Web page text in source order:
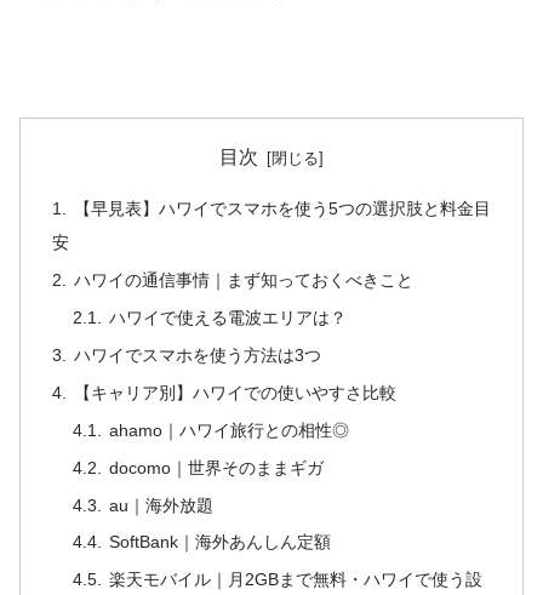
目次
【早見表】ハワイでスマホを使う5つの選択肢と料金目
安
ハワイの通信事情｜まず知っておくべきこと
ハワイで使える電波エリアは？
ハワイでスマホを使う方法は3つ
【キャリア別】ハワイでの使いやすさ比較
ahamo｜ハワイ旅行との相性◎
docomo｜世界そのままギガ
au｜海外放題
SoftBank｜海外あんしん定額
楽天モバイル｜月2GBまで無料・ハワイで使う設